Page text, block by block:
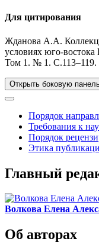
Для цитирования
Жданова А.А.
условиях юго-востока
Том 1. № 1. C.113–119.
Открыть боковую
Порядок
Требования к
Порядок
Этика
Главный
Волкова Елена
Об авторах